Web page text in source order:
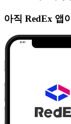
아직 RedEx 앱